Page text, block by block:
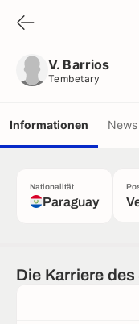
V. Barrios
Tembetary
Informationen News
Nationalität
Paraguay
Die Karriere